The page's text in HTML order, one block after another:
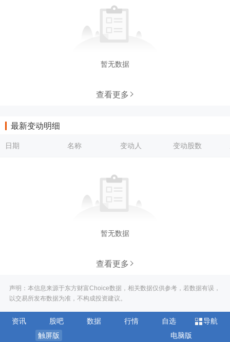
暂无数据
查看更多
最新变动明细
日期 名称 变动人 变动股数
暂无数据
查看更多
声明：本信息来源于东方财富Choice数据，相关数据仅供参考，若数据有误，
以交易所发布数据为准，不构成投资建议。
资讯 股吧 数据 行情 自选
导航
触屏版
电脑版